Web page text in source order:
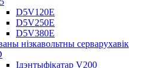
D5V120E
D5V250E
D5V380E
нізкавольтны серварухавік
Ідэнтыфікатар V200